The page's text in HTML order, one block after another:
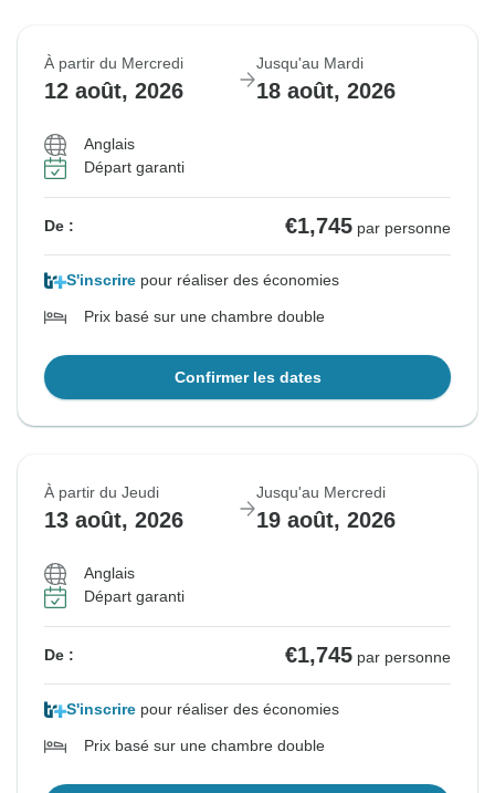
À partir du Mercredi
12 août, 2026
Jusqu'au Mardi
18 août, 2026
Anglais
Départ garanti
De : €1,745 par personne
S'inscrire pour réaliser des économies
Prix basé sur une chambre double
Confirmer les dates
À partir du Jeudi
13 août, 2026
Jusqu'au Mercredi
19 août, 2026
Anglais
Départ garanti
De : €1,745 par personne
S'inscrire pour réaliser des économies
Prix basé sur une chambre double